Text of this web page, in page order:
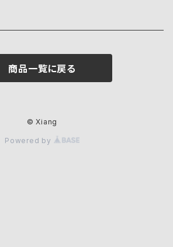
商品一覧に戻る
© Xiang
Powered by